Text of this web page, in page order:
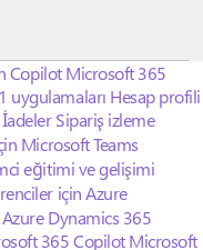
Copilot Microsoft 365
uygulamaları Hesap profili
İadeler Sipariş izleme
Microsoft Teams
eğitimi ve gelişimi
için Azure
Azure Dynamics 365
365 Copilot Microsoft